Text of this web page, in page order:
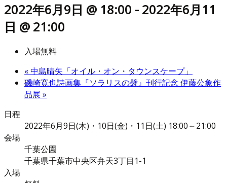
2022年6月9日 @ 18:00 - 2022年6月11
日 @ 21:00
入場無料
«中島晴矢「オイル・オン・タウンスケープ」
磯崎寛也詩画集『ソラリスの襞』刊行記念 伊藤公象作
品展 »
日程
2022年6月9日(木)・10日(金)・11日(土) 18:00～21:00
会場
千葉公園
千葉県千葉市中央区弁天3丁目1-1
入場